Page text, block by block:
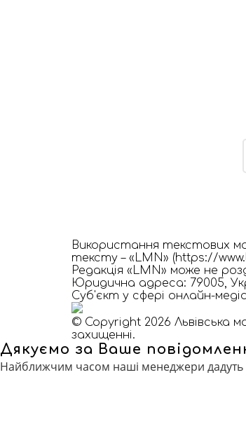
Використання текстових
тексту – «LMN» (https://
Редакція «LMN» може не
Юридична адреса: 79005,
Cуб'єкт у сфері онлайн-
© Copyright 2026 Львівська
захищенні.
Дякуємо за Ваше
Найближчим часом наші менеджери дадуть